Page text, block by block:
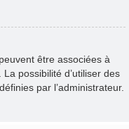
être associées à
possibilité d’utiliser des
par l’administrateur.